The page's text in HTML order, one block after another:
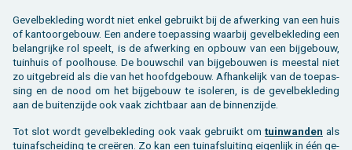
Ge­vel­be­kle­ding wordt niet enkel ge­bruikt bij de af­wer­king van een huis
of kan­toor­ge­bouw. Een an­de­re toe­pas­sing waar­bij ge­vel­be­kle­ding een
be­lang­rij­ke rol speelt, is de af­wer­king en op­bouw van een bij­ge­bouw,
tuin­huis of pool­hou­se. De bouw­schil van bij­ge­bou­wen is mee­st­al niet
zo uit­ge­breid als die van het hoofd­ge­bouw. Af­han­ke­lijk van de toe­pas­
sing en de nood om het bij­ge­bouw te iso­le­ren, is de ge­vel­be­kle­ding
aan de bui­ten­zij­de ook vaak zicht­baar aan de bin­nen­zij­de.
Tot slot wordt ge­vel­be­kle­ding ook vaak ge­bruikt om tuin­wan­den als
tuin­af­schei­ding te creëren. Zo kan een tuin­af­slui­ting ei­gen­lijk in één ge­